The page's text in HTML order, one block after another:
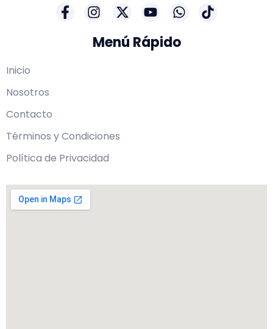
Menú Rápido
Inicio
Nosotros
Contacto
Términos y Condiciones
Política de Privacidad